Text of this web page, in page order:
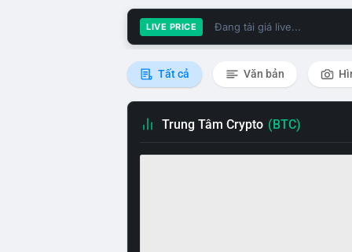
LIVE PRICE Đang tải giá live...
Tất cả Văn bản
Trung Tâm Crypto (BTC)